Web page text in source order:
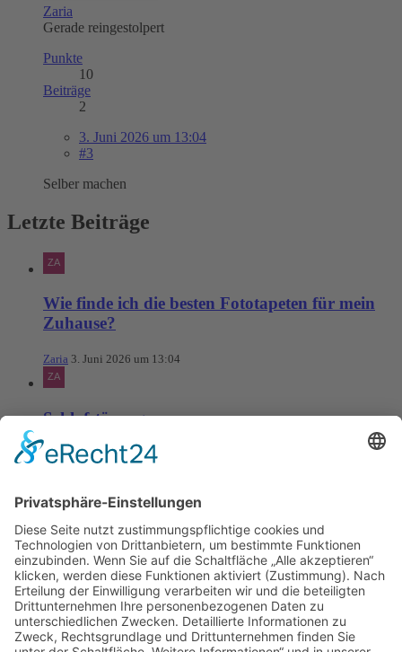
Zaria
Gerade reingestolpert
Punkte
10
Beiträge
2
3. Juni 2026 um 13:04
#3
Selber machen
Letzte Beiträge
Wie finde ich die besten Fototapeten für mein
Zuhause?
Zaria 3. Juni 2026 um 13:04
Schlafstörungen
Zaria 3. Juni 2026 um 13:03
Ms word to PDF
Manuellsen 28. Mai 2026 um 10:31
Künstliche Intelligenz in der
Plattformentwicklung